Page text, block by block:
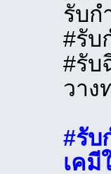
รับก
#รับ
#รับ
วาง
#รับ
เคมี